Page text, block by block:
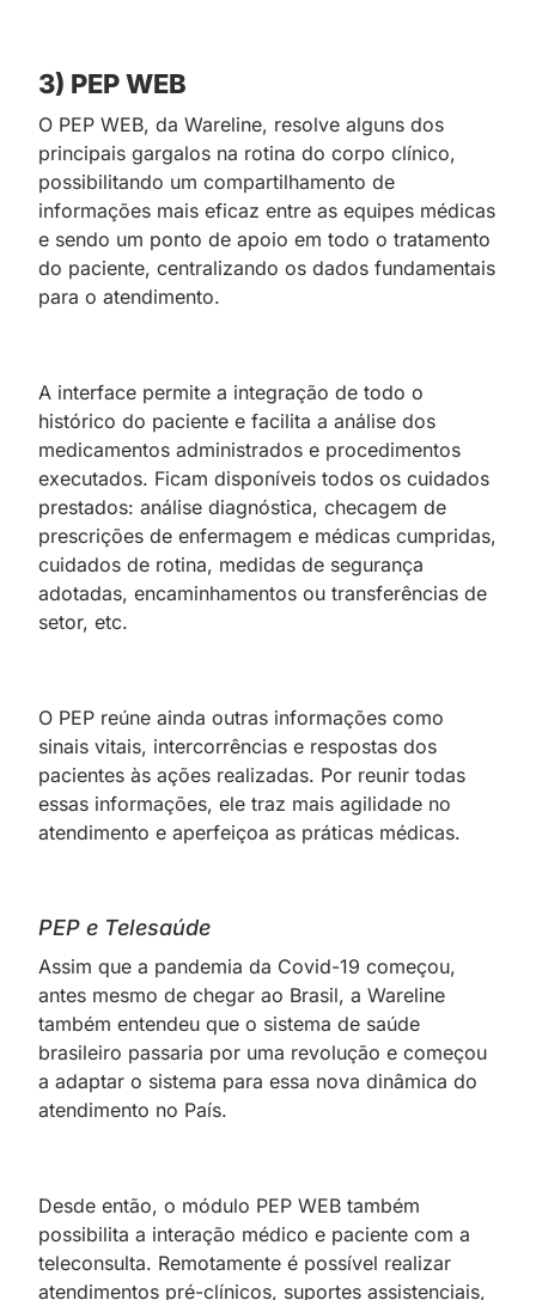
3) PEP WEB
O PEP WEB, da Wareline, resolve alguns dos
principais gargalos na rotina do corpo clínico,
possibilitando um compartilhamento de
informações mais eficaz entre as equipes médicas
e sendo um ponto de apoio em todo o tratamento
do paciente, centralizando os dados fundamentais
para o atendimento.
A interface permite a integração de todo o
histórico do paciente e facilita a análise dos
medicamentos administrados e procedimentos
executados. Ficam disponíveis todos os cuidados
prestados: análise diagnóstica, checagem de
prescrições de enfermagem e médicas cumpridas,
cuidados de rotina, medidas de segurança
adotadas, encaminhamentos ou transferências de
setor, etc.
O PEP reúne ainda outras informações como
sinais vitais, intercorrências e respostas dos
pacientes às ações realizadas. Por reunir todas
essas informações, ele traz mais agilidade no
atendimento e aperfeiçoa as práticas médicas.
PEP e Telesaúde
Assim que a pandemia da Covid-19 começou,
antes mesmo de chegar ao Brasil, a Wareline
também entendeu que o sistema de saúde
brasileiro passaria por uma revolução e começou
a adaptar o sistema para essa nova dinâmica do
atendimento no País.
Desde então, o módulo PEP WEB também
possibilita a interação médico e paciente com a
teleconsulta. Remotamente é possível realizar
atendimentos pré-clínicos, suportes assistenciais,